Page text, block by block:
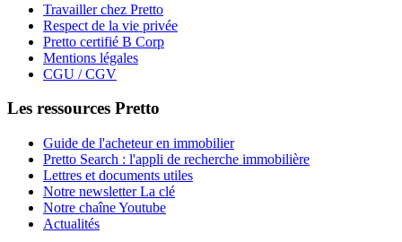
Travailler chez Pretto
Respect de la vie privée
Pretto certifié B Corp
Mentions légales
CGU / CGV
Les ressources Pretto
Guide de l'acheteur en immobilier
Pretto Search : l'appli de recherche immobilière
Lettres et documents utiles
Notre newsletter La clé
Notre chaîne Youtube
Actualités